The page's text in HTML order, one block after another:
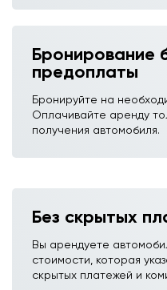
Бронирование
предоплаты
Бронируйте на
Оплачивайте аренду
получения автомобиля.
Без скрытых
Вы арендуете
стоимости, которая
скрытых платежей и